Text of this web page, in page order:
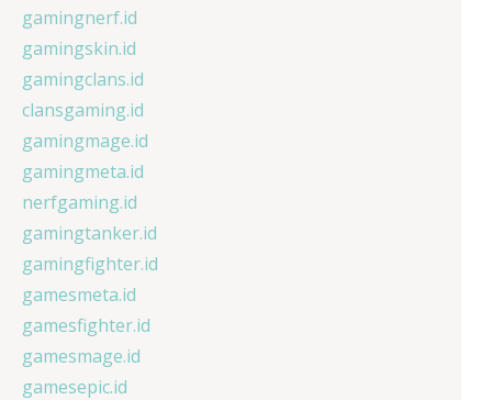
gamingnerf.id
gamingskin.id
gamingclans.id
clansgaming.id
gamingmage.id
gamingmeta.id
nerfgaming.id
gamingtanker.id
gamingfighter.id
gamesmeta.id
gamesfighter.id
gamesmage.id
gamesepic.id